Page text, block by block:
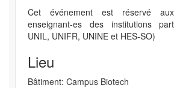
Cet événement est réservé
enseignant-es des institutions
UNIL, UNIFR, UNINE et HES-SO)
Lieu
Bâtiment: Campus Biotech